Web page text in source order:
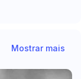
Mostrar mais